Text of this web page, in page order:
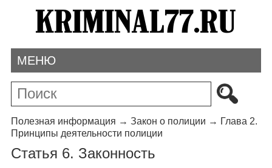
МЕНЮ
Полезная информация → Закон о полиции → Глава 2.
Принципы деятельности полиции
Статья 6. Законность